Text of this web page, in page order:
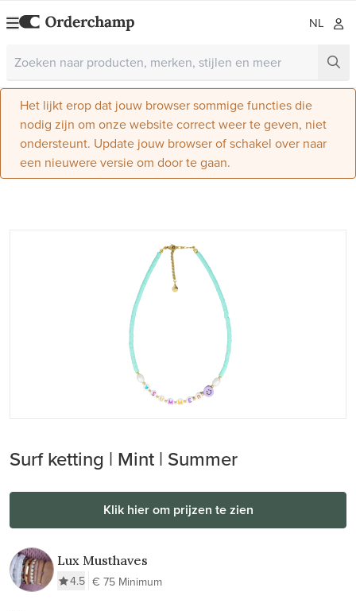
NL
Het lijkt erop dat jouw browser sommige functies die
nodig zijn om onze website correct weer te geven, niet
ondersteunt. Update jouw browser of schakel over naar
een nieuwere versie om door te gaan.
Surf ketting | Mint | Summer
Klik hier om prijzen te zien
Lux Musthaves
4.5 € 75 Minimum